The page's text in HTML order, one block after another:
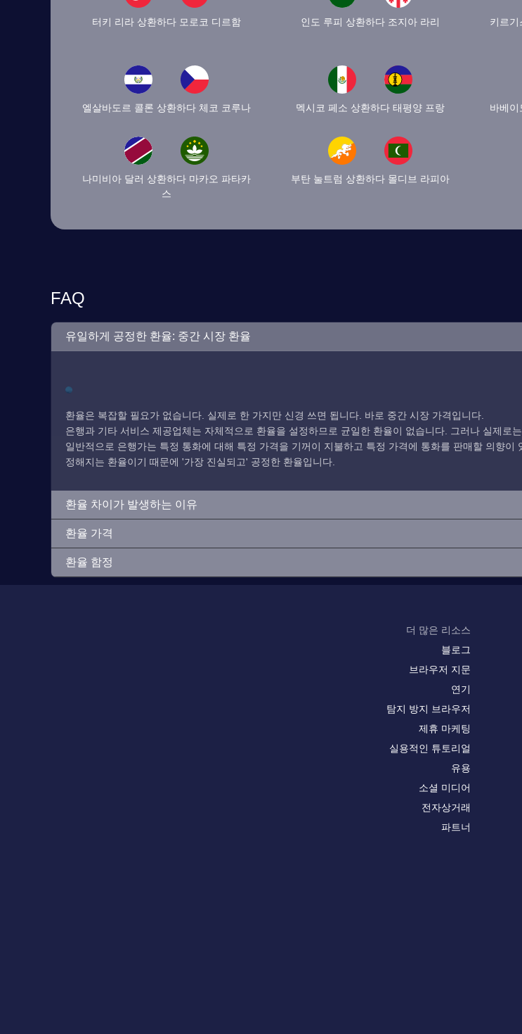
터키 리라 상환하다 모로코 디르함 인도 루피 상환하다 조지아 라리
키르기
엘살바도르 콜론 상환하다 체코 코루나 멕시코 페소 상환하다 태평양 프랑 바베이
나미비아 달러 상환하다 마카오 파타카
스
부탄 눌트럼 상환하다 몰디브 라피아
FAQ
유일하게 공정한 환율: 중간 시장 환율
환율은 복잡할 필요가 없습니다. 실제로 한 가지만 신경 쓰면 됩니다. 바로 중간 시장 가격입니다.
은행과 기타 서비스 제공업체는 자체적으로 환율을 설정하므로 균일한 환율이 없습니다. 그러나 실제로
일반적으로 은행가는 특정 통화에 대해 특정 가격을 기꺼이 지불하고 특정 가격에 통화를 판매할 의향
정해지는 환율이기 때문에 '가장 진실되고' 공정한 환율입니다.
환율 차이가 발생하는 이유
환율 가격
환율 함정
더 많은 리소스
블로그
브라우저 지문
연기
탐지 방지 브라우저
제휴 마케팅
실용적인 튜토리얼
유용
소셜 미디어
전자상거래
파트너